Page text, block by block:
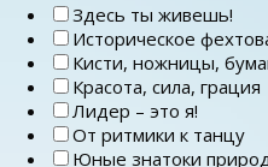
Здесь ты живешь!
Историческое
Кисти, ножницы,
Красота, сила, грация
Лидер – это я!
От ритмики к танцу
Юные знатоки